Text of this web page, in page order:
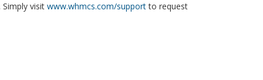
visit www.whmcs.com/supportto request